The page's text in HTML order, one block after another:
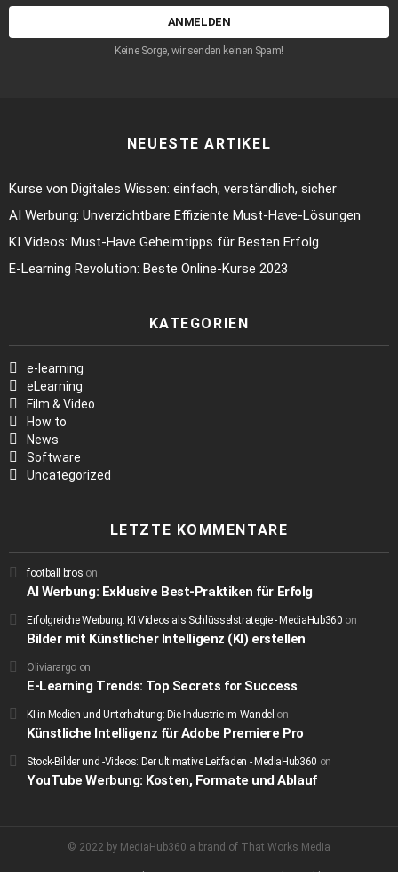
Keine Sorge, wir senden keinen Spam!
NEUESTE ARTIKEL
Kurse von Digitales Wissen: einfach, verständlich, sicher
AI Werbung: Unverzichtbare Effiziente Must-Have-Lösungen
KI Videos: Must-Have Geheimtipps für Besten Erfolg
E-Learning Revolution: Beste Online-Kurse 2023
KATEGORIEN
e-learning
eLearning
Film & Video
How to
News
Software
Uncategorized
LETZTE KOMMENTARE
football bros on
AI Werbung: Exklusive Best-Praktiken für Erfolg
Erfolgreiche Werbung: KI Videos als Schlüsselstrategie - MediaHub360 on
Bilder mit Künstlicher Intelligenz (KI) erstellen
Oliviarargo on
E-Learning Trends: Top Secrets for Success
KI in Medien und Unterhaltung: Die Industrie im Wandel on
Künstliche Intelligenz für Adobe Premiere Pro
Stock-Bilder und -Videos: Der ultimative Leitfaden - MediaHub360 on
YouTube Werbung: Kosten, Formate und Ablauf
© 2022 by MediaHub360 a brand of That Works Media